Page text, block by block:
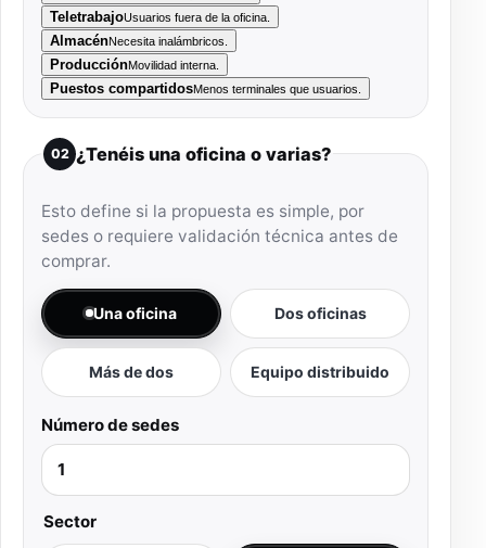
TeletrabajoUsuarios fuera de la oficina.
AlmacénNecesita inalámbricos.
ProducciónMovilidad interna.
Puestos compartidosMenos terminales que usuarios.
02 ¿Tenéis una oficina o varias?
Esto define si la propuesta es simple, por
sedes o requiere validación técnica antes de
comprar.
Una oficina Dos oficinas
Más de dos Equipo distribuido
Número de sedes
Sector